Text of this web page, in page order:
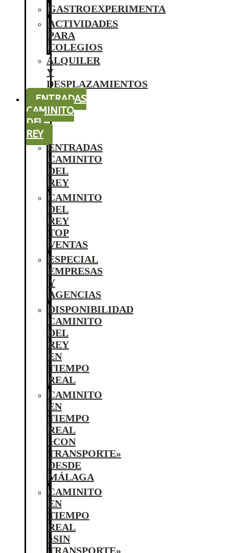
GASTROEXPERIMENTA
ACTIVIDADES
PARA
COLEGIOS
ALQUILER
Y
DESPLAZAMIENTOS
ENTRADAS
CAMINITO
DEL
REY
ENTRADAS
CAMINITO
DEL
REY
CAMINITO
DEL
REY
TOP
VENTAS
ESPECIAL
EMPRESAS
Y
AGENCIAS
DISPONIBILIDAD
CAMINITO
DEL
REY
EN
TIEMPO
REAL
CAMINITO
EN
TIEMPO
REAL
«CON
TRANSPORTE»
DESDE
MÁLAGA
CAMINITO
EN
TIEMPO
REAL
«SIN
TRANSPORTE»